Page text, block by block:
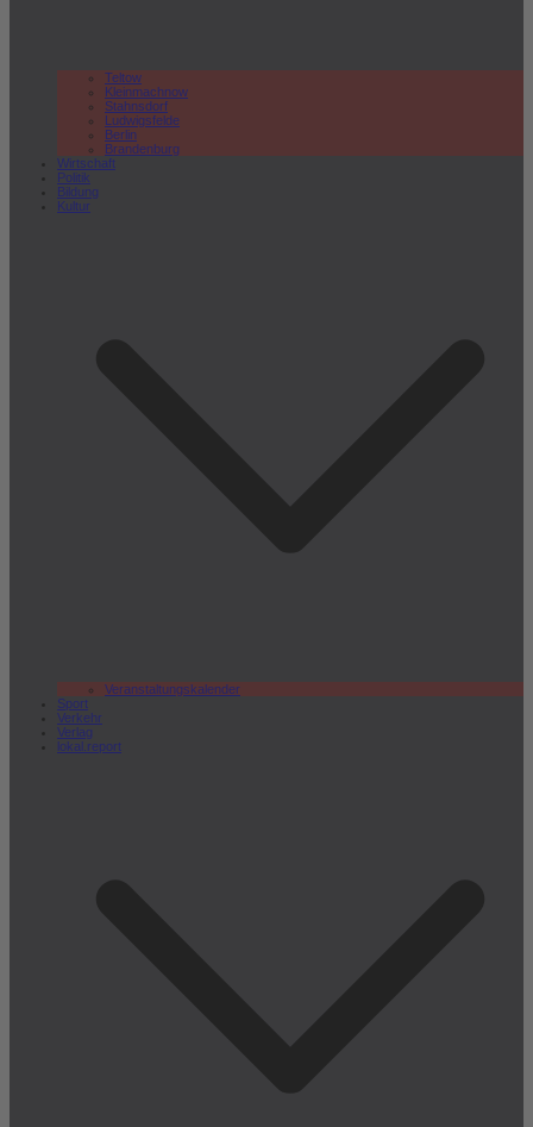
Teltow
Kleinmachnow
Stahnsdorf
Ludwigsfelde
Berlin
Brandenburg
Wirtschaft
Politik
Bildung
Kultur
Veranstaltungskalender
Sport
Verkehr
Verlag
lokal.report